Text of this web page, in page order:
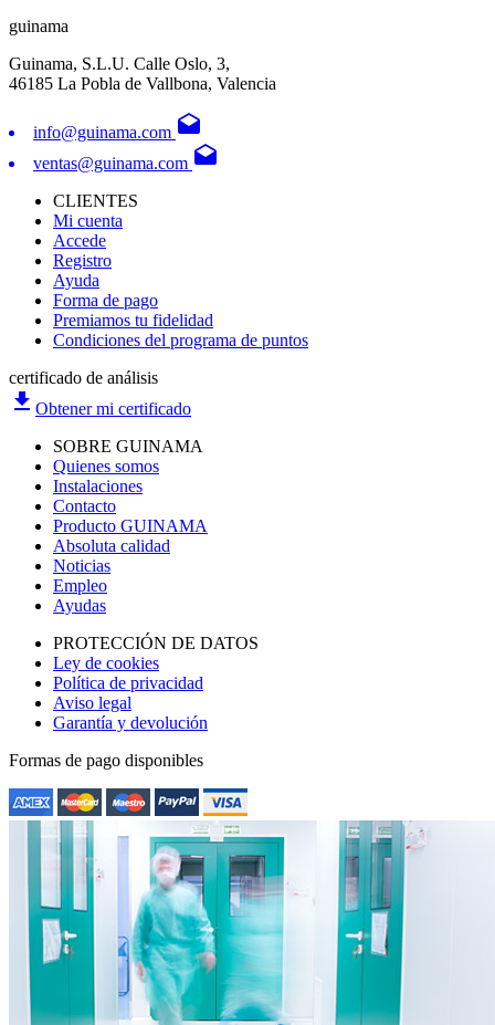
guinama
Guinama, S.L.U. Calle Oslo, 3,
46185 La Pobla de Vallbona, Valencia
info@guinama.com drafts
ventas@guinama.com drafts
CLIENTES
Mi cuenta
Accede
Registro
Ayuda
Forma de pago
Premiamos tu fidelidad
Condiciones del programa de puntos
certificado de análisis
file_download Obtener mi certificado
SOBRE GUINAMA
Quienes somos
Instalaciones
Contacto
Producto GUINAMA
Absoluta calidad
Noticias
Empleo
Ayudas
PROTECCIÓN DE DATOS
Ley de cookies
Política de privacidad
Aviso legal
Garantía y devolución
Formas de pago disponibles